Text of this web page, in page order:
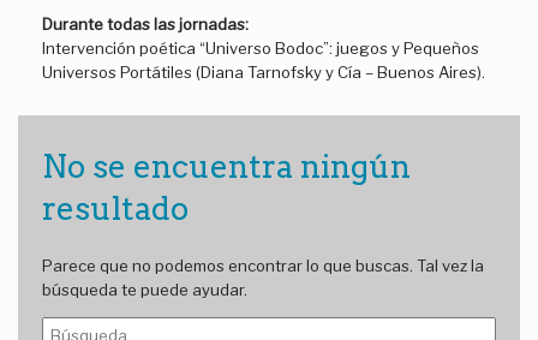
Durante todas las jornadas:
Intervención poética “Universo Bodoc”: juegos y Pequeños
Universos Portátiles (Diana Tarnofsky y Cía – Buenos Aires).
No se encuentra ningún
resultado
Parece que no podemos encontrar lo que buscas. Tal vez la
búsqueda te puede ayudar.
B